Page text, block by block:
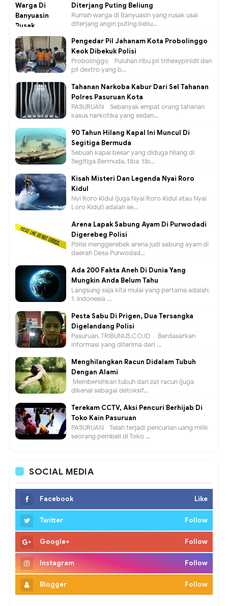
Diterjang Puting Beliung
Rumah warga di Banyuasin yang rusak usai
diterjang angin puting beliu...
Pengedar Pil Jahanam Kota Probolinggo
Keok Dibekuk Polisi
Probolinggo - Puluhan ribu pil trihexypinidil dan
pil dextro yang b...
Tahanan Narkoba Kabur Dari Sel Tahanan
Polres Pasuruan Kota
PASURUAN - Sebanyak empat orang tahanan
kasus narkotika yang sedan...
90 Tahun Hilang Kapal Ini Muncul Di
Segitiga Bermuda
Sebuah kapal besar yang diduga hilang di
Segitiga Bermuda, tiba-tib...
Kisah Misteri Dan Legenda Nyai Roro
Kidul
Nyi Roro Kidul (juga Nyai Roro Kidul atau Nyai
Loro Kidul) adalah se...
Arena Lapak Sabung Ayam Di Purwodadi
Digerebeg Polisi
Polisi menggerebek arena judi sabung ayam di
daerah Desa Purwodad...
Ada 200 Fakta Aneh Di Dunia Yang
Mungkin Anda Belum Tahu
Langsung saja kita mulai yang pertama adalah:
1. Indonesia ...
Pesta Sabu Di Prigen, Dua Tersangka
Digelandang Polisi
Pasuruan, TRIBUNUS.CO.ID - Berdasarkan
informasi yang diterima dari ...
Menghilangkan Racun Didalam Tubuh
Dengan Alami
Membersihkan tubuh dari zat racun (juga
dikenal sebagai detoksif...
Terekam CCTV, Aksi Pencuri Berhijab Di
Toko Kain Pasuruan
PASURUAN - Telah terjadi pencurian uang milik
seorang pembeli di Toko ...
SOCIAL MEDIA
Facebook Like
Twitter Follow
Google+ Follow
Instagram Follow
Blogger Follow